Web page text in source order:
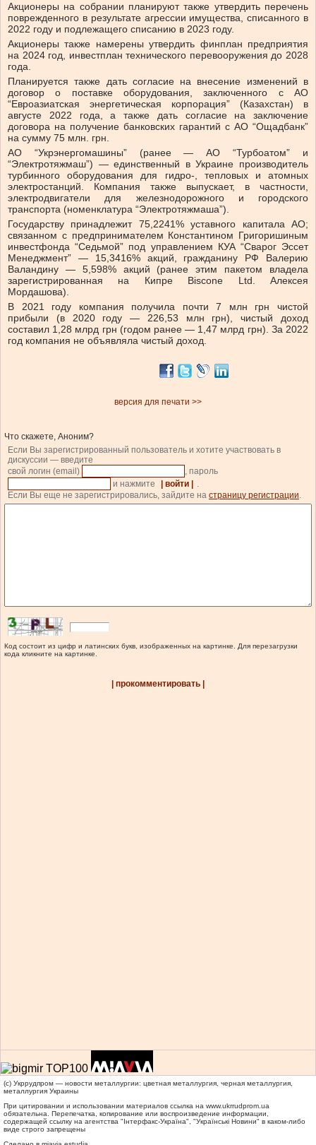
Акционеры на собрании планируют также утвердить перечень
поврежденного в результате агрессии имущества, списанного в
2022 году и подлежащего списанию в 2023 году.
Акционеры также намерены утвердить финплан предприятия
на 2024 год, инвестплан технического перевооружения до 2028
года.
Планируется также дать согласие на внесение изменений в
договор о поставке оборудования, заключенного с АО
“Евроазиатская энергетическая корпорация” (Казахстан) в
августе 2022 года, а также дать согласие на заключение
договора на получение банковских гарантий с АО “Ощадбанк”
на сумму 75 млн. грн.
АО “Укрэнергомашины” (ранее — АО “Турбоатом” и
“Электротяжмаш”) — единственный в Украине производитель
турбинного оборудования для гидро-, тепловых и атомных
электростанций. Компания также выпускает, в частности,
электродвигатели для железнодорожного и городского
транспорта (номенклатура “Электротяжмаша”).
Государству принадлежит 75,2241% уставного капитала АО;
связанном с предпринимателем Константином Григоришиным
инвестфонда “Седьмой” под управлением КУА “Сварог Эссет
Менеджмент” — 15,3416% акций, гражданину РФ Валерию
Валандину — 5,598% акций (ранее этим пакетом владела
зарегистрированная на Кипре Biscone Ltd. Алексея
Мордашова).
В 2021 году компания получила почти 7 млн грн чистой
прибыли (в 2020 году — 226,53 млн грн), чистый доход
составил 1,28 млрд грн (годом ранее — 1,47 млрд грн). За 2022
год компания не объявляла чистый доход.
версия для печати >>
Что скажете, Аноним?
Если Вы зарегистрированный пользователь и хотите участвовать в
дискуссии — введите
свой логин (email)
, пароль
и нажмите
| войти |
.
Если Вы еще не зарегистрировались, зайдите на страницу регистрации.
Код состоит из цифр и латинских букв, изображенных на картинке. Для перезагрузки
кода кликните на картинке.
| прокомментировать |
(c) Укррудпром — новости металлургии: цветная металлургия, черная металлургия,
металлургия Украины
При цитировании и использовании материалов ссылка на www.ukrrudprom.ua
обязательна. Перепечатка, копирование или воспроизведение информации,
содержащей ссылку на агентства "Iнтерфакс-Україна", "Українськi Новини" в каком-либо
виде строго запрещены